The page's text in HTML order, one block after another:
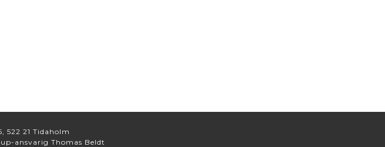
522 21 Tidaholm
ansvarig Thomas Beldt